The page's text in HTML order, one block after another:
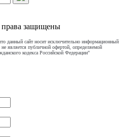
права защищены
данный сайт носит исключительно информационный
является публичной офертой, определяемой
кодекса Российской Федерации"